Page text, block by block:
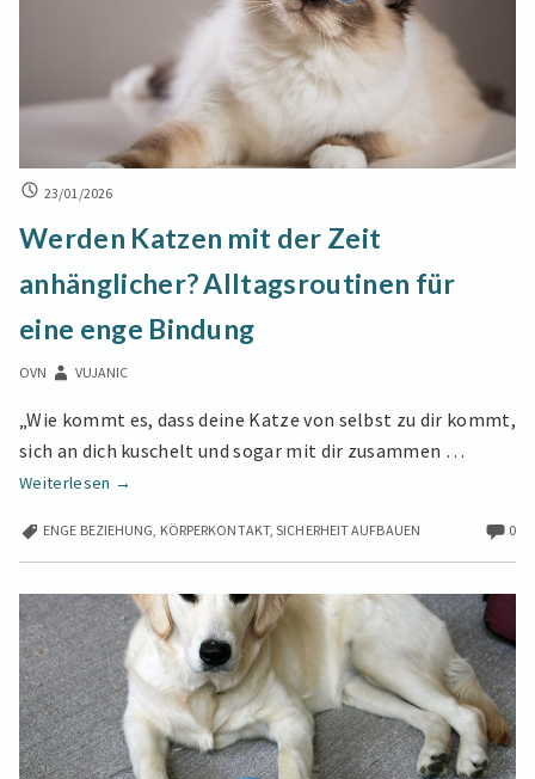
preiswert
WERDEN
MIT
ZEIT
ALLTAGSROUTINEN
EINE
BINDUNG
23/01/2026
Werden Katzen mit der Zeit
anhänglicher? Alltagsroutinen für
eine enge Bindung
OVN VUJANIC
„Wie kommt es, dass deine Katze von selbst zu dir kommt,
sich an dich kuschelt und sogar mit dir zusammen …
Weiterlesen
Werden
mit
der
Zeit
anhänglicher?
Alltagsroutinen
für
eine
enge
Bindung
→
ENGE BEZIEHUNG KÖRPERKONTAKT,SICHERHEIT AUFBAUEN 0